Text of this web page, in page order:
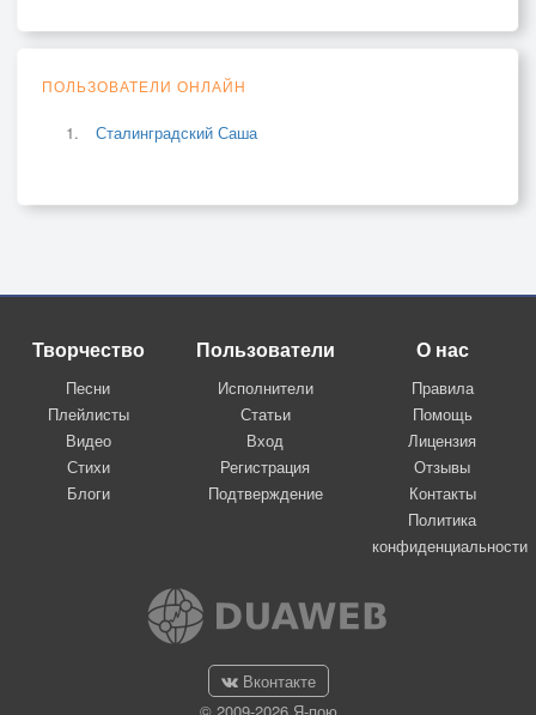
ПОЛЬЗОВАТЕЛИ ОНЛАЙН
Сталинградский Саша
Творчество
Песни
Плейлисты
Видео
Стихи
Блоги
Пользователи
Исполнители
Статьи
Вход
Регистрация
Подтверждение
О нас
Правила
Помощь
Лицензия
Отзывы
Контакты
Политика
конфиденциальности
Вконтакте